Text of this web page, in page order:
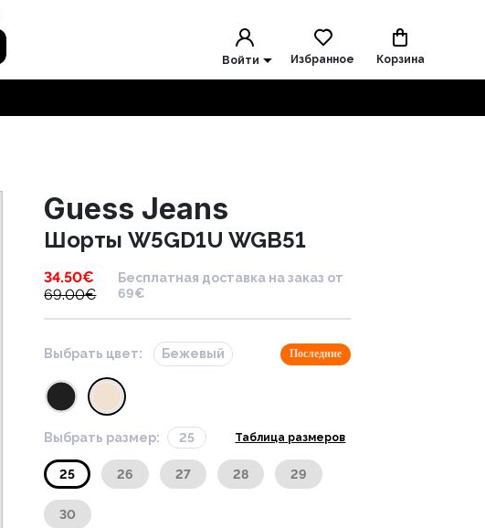
Войти Избранное Корзина
Guess Jeans
Шорты W5GD1U WGB51
34.50€
69.00€
Бесплатная доставка на заказ от
69€
Выбрать цвет: Бежевый Последние
Выбрать размер: 25 Таблица размеров
25 26 27 28 29
30